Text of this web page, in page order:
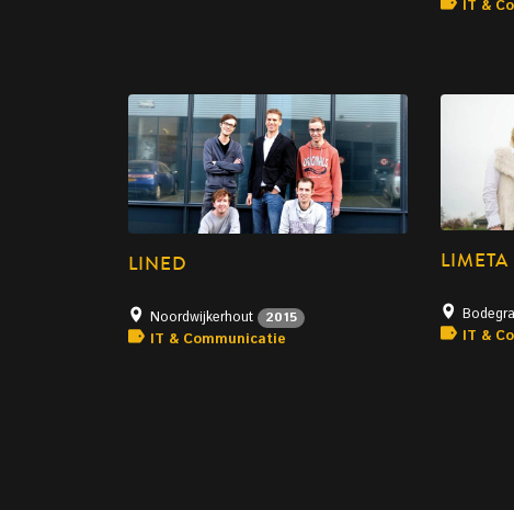
IT &
LINED
Noordwijkerhout 2015
IT & Communicatie
LIMETA
IT &